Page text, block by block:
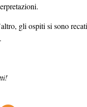
gli ospiti si sono